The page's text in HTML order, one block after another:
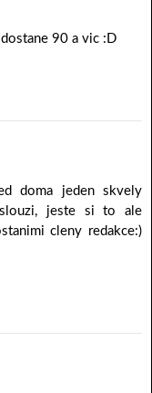
90 a vic :D
doma jeden skvely
jeste si to ale
cleny redakce:)